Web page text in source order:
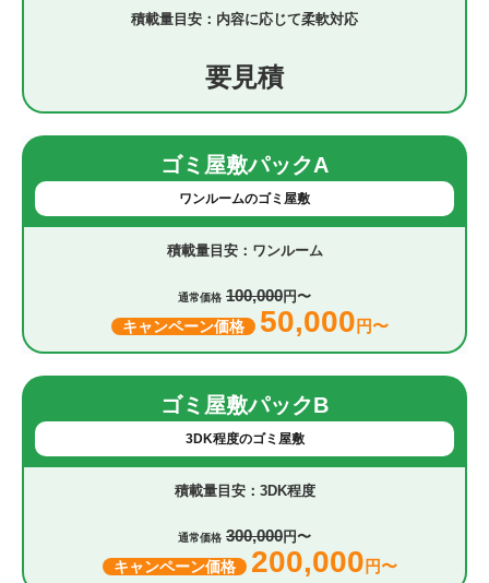
内容に応じて柔軟対応
要見積
ゴミ屋敷パックA
ワンルームのゴミ屋敷
ワンルーム
通常価格 100,000円〜
キャンペーン価格 50,000 円〜
ゴミ屋敷パックB
3DK程度のゴミ屋敷
3DK程度
通常価格 300,000円〜
キャンペーン価格 200,000 円〜